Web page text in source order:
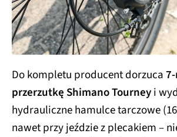
Do kompletu producent dorzuca
przerzutkę Shimano Tourneyi
hydrauliczne hamulce tarczowe
nawet przy jeździe z plecakiem –